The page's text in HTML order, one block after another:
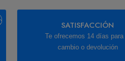
SATISFACCIÓN
Te ofrecemos 14 días para
cambio o devolución